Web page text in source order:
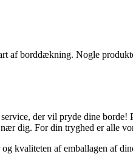
borddækning. Nogle
der vil pryde dine
dig. For din tryghed er alle
kvaliteten af emballagen af